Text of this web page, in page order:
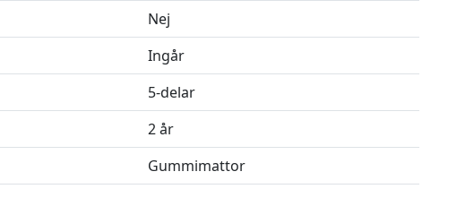
Nej
Ingår
5-delar
2 år
Gummimattor